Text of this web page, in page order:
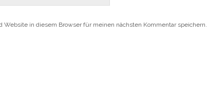
Website in diesem Browser für meinen nächsten Kommentar speichern.